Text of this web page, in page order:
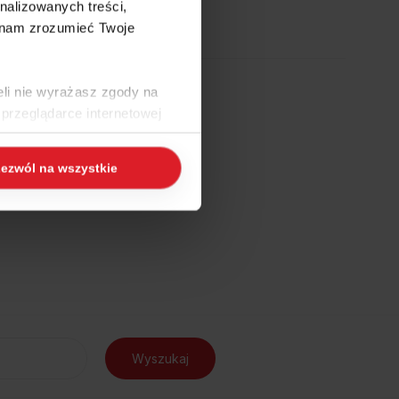
treści,
zrozumieć Twoje
nie wyrażasz zgody na
internetowej
naszejPolityce Cookiesi
na wszystkie